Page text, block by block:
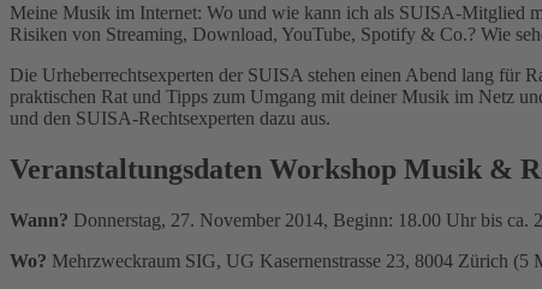
Meine Musik im Internet: Wo und wie kann ich als SUISA-Mitglied
Risiken von Streaming, Download, YouTube, Spotify & Co.? Wie
Die Urheberrechtsexperten der SUISA stehen einen Abend lang für
praktischen Rat und Tipps zum Umgang mit deiner Musik im Netz
und den SUISA-Rechtsexperten dazu aus.
Veranstaltungsdaten Workshop Musik &
Wann? Donnerstag, 27. November 2014, Beginn: 18.00 Uhr bis ca.
Wo? Mehrzweckraum SIG, UG Kasernenstrasse 23, 8004 Zürich (5